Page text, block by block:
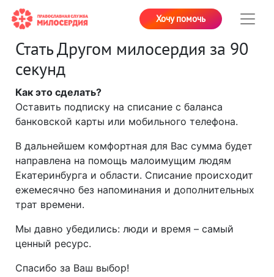
Хочу помочь
Стать Другом милосердия за 90
секунд
Как это сделать?
Оставить подписку на списание с баланса
банковской карты или мобильного телефона.
В дальнейшем комфортная для Вас сумма будет
направлена на помощь малоимущим людям
Екатеринбурга и области. Списание происходит
ежемесячно без напоминания и дополнительных
трат времени.
Мы давно убедились: люди и время – самый
ценный ресурс.
Спасибо за Ваш выбор!